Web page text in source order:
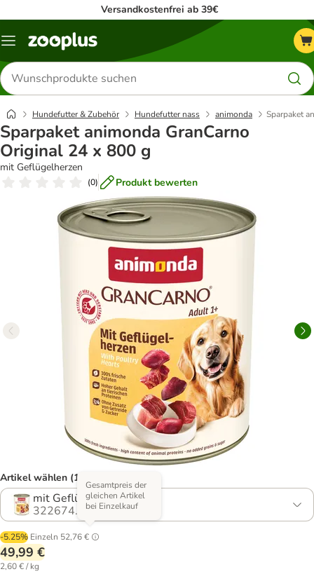
Versandkostenfrei ab 39€
Menü
Produkte
suchen
Hundefutter & Zubehör Hundefutter nass animonda Sparpaket
Sparpaket animonda GranCarno
Original 24 x 800 g
mit Geflügelherzen
(0) Produkt bewerten
Artikel wählen (15 Varianten)
mit Geflügelherzen
322674.38
-5.25% Einzeln 52,76 €
Gesamtpreis der
gleichen Artikel
bei Einzelkauf
49,99 €
2,60 € / kg